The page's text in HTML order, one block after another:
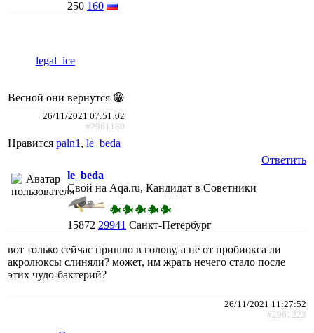
250 160
legal_ice
Весной они вернутся 😁
26/11/2021 07:51:02
#2961180
Нравится paln1 , le_beda
Ответить
le_beda
Свой на Aqa.ru, Кандидат в Советники
15872 29941 Санкт-Петербург
вот только сейчас пришло в голову, а не от пробиокса ли
акролюксы слиняли? может, им жрать нечего стало после
этих чудо-бактерий?
26/11/2021 11:27:52
#2961223